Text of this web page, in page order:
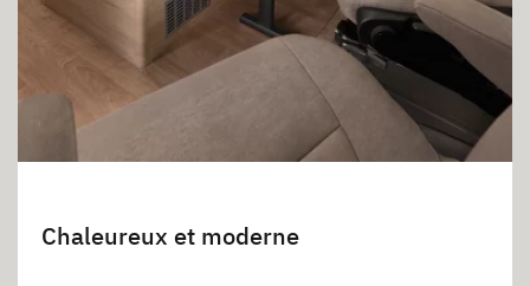
Chaleureux et moderne